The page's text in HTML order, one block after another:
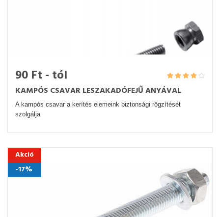
90 Ft - tól
KAMPÓS CSAVAR LESZAKADÓFEJŰ ANYÁVAL
A kampós csavar a kerítés elemeink biztonsági rögzítését
szolgálja
Akció
-17%